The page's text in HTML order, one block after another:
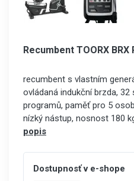
Recumbent TOORX BRX
recumbent s vlastním
ovládaná indukční brzda, 32
programů, paměť pro 5
nízký nástup, nosnost 180
popis
Dostupnosť v e-shope